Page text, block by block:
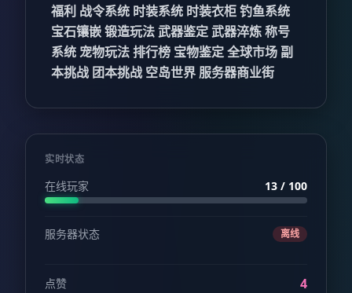
福利 战令系统 时装系统 时装衣柜钓鱼系统
宝石镶嵌锻造玩法武器鉴定武器淬炼称号
系统宠物玩法排行榜 宝物鉴定全球市场 副
本挑战 团本挑战 空岛世界 服务器商业街
实时状态
在线玩家 13 / 100
服务器状态 离线
点赞 4